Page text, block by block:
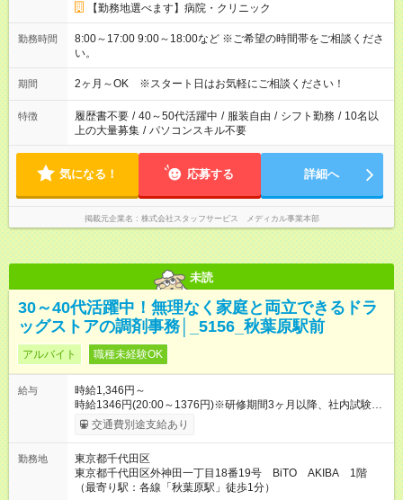
【勤務地選べます】病院・クリニック
勤務時間
8:00～17:00 9:00～18:00など ※ご希望の時間帯をご相談くださ
い。
期間 2ヶ月～OK ※スタート日はお気軽にご相談ください！
特徴 履歴書不要 / 40～50代活躍中 / 服装自由 / シフト勤務 / 10名以
上の大量募集 / パソコンスキル不要
気になる！ 応募する 詳細へ
掲載元企業名 株式会社スタッフサービス メディカル事業本部
未読
30～40代活躍中！無理なく家庭と両立できるドラ
ッグストアの調剤事務│_5156_秋葉原駅前
アルバイト 職種未経験OK
給与
時給1,346円～
時給1346円(20:00～1376円)※研修期間3ヶ月以降、社内試験に
よる更新判定あり 社内試験合格後、時給＋50～100円の昇給あ
り （大学生は＋20円） 試用期間あり：入社日から3ヶ月間／本
間の長さ：3ヶ月 雇用形態、給与は本採用時と同じです。
交通費別途支給あり
勤務地
東京都千代田区
東京都千代田区外神田一丁目18番19号 BiTO AKIBA 1階
（最寄り駅：各線「秋葉原駅」徒歩1分）